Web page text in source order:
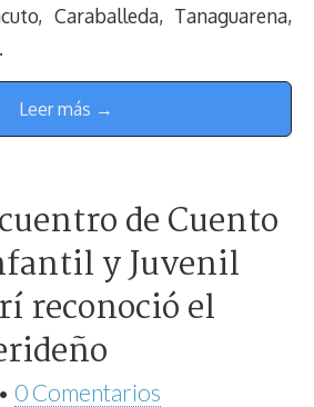
Caraballeda, Tanaguarena,
Leer más →
de Cuento
y Juvenil
reconoció el
• 0 Comentarios